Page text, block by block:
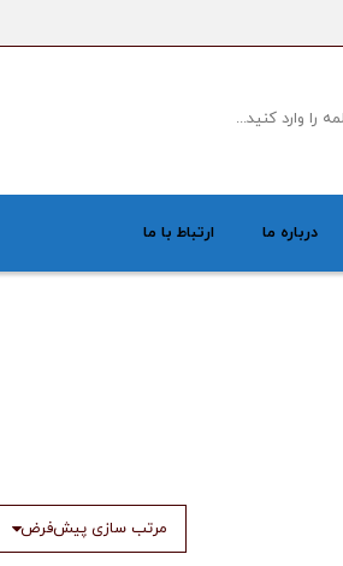
درباره ما ارتباط با ما
مرتب سازی پیش‌فرض